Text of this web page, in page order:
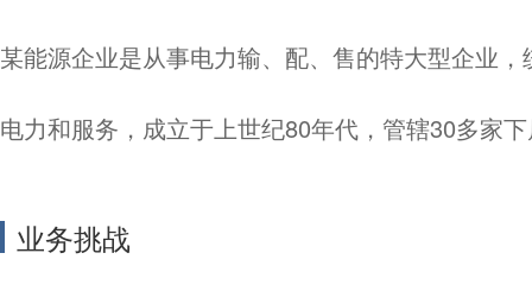
某能源企业是从事电力输、配、售的特大型企业
电力和服务，成立于上世纪80年代，管辖30多家
业务挑战